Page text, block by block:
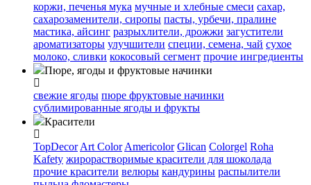
коржи, печенья мука мучные и хлебные смеси сахар,
сахарозаменители, сиропы пасты, урбечи, пралине
мастика, айсинг разрыхлители, дрожжи загустители
ароматизаторы улучшители специи, семена, чай сухое
молоко, сливки кокосовый сегмент прочие ингредиенты
Пюре, ягоды и фруктовые начинки
свежие ягоды пюре фруктовые начинки
сублимированные ягоды и фрукты
Красители
TopDecor Art Color Americolor Glican Colorgel Roha
Kafety жирорастворимые красители для шоколада
прочие красители велюры кандурины распылители